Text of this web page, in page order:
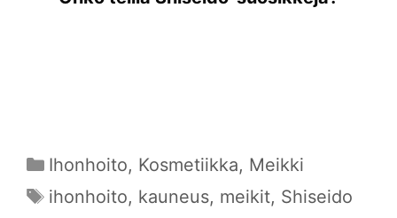
Kategoriat
Ihonhoito, Kosmetiikka, Meikki
Avainsanat
ihonhoito, kauneus, meikit, Shiseido